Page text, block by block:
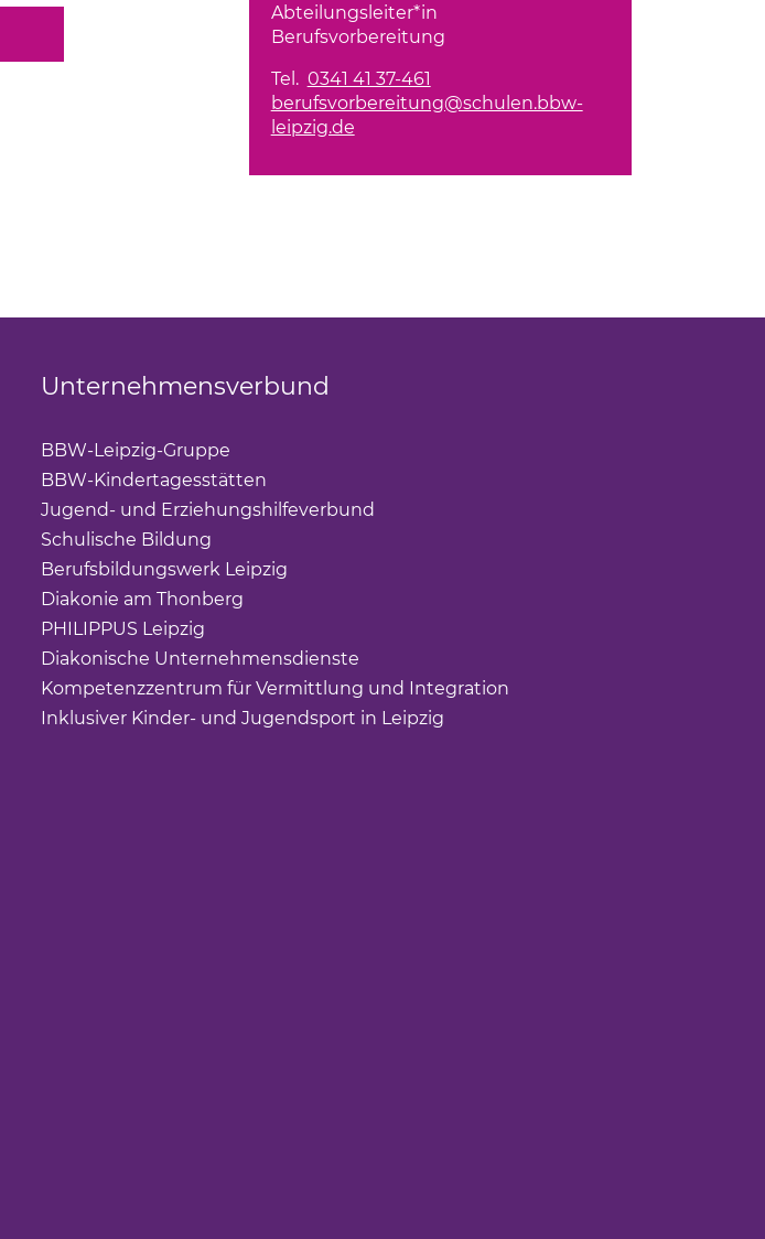
Abteilungsleiter*in
Berufsvorbereitung
Tel. 0341 41 37-461
berufsvorbereitung@schulen.bbw-
leipzig.de
Unternehmensverbund
BBW-Leipzig-Gruppe
BBW-Kindertagesstätten
Jugend- und Erziehungshilfeverbund
Schulische Bildung
Berufsbildungswerk Leipzig
Diakonie am Thonberg
PHILIPPUS Leipzig
Diakonische Unternehmensdienste
Kompetenzzentrum für Vermittlung und Integration
Inklusiver Kinder- und Jugendsport in Leipzig